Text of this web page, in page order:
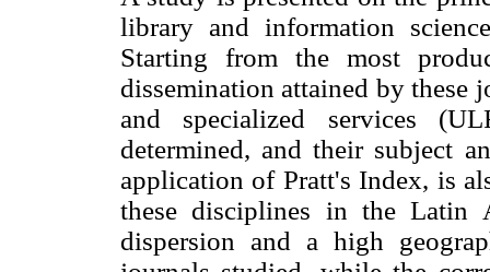
library and information
Starting from the most
dissemination attained by these
and specialized services
determined, and their subject
application of Pratt's Index, is
these disciplines in the Latin
dispersion and a high